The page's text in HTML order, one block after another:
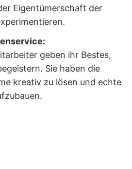
Eigentümerschaft der
geben ihr Bestes,
Sie haben die
kreativ zu lösen und echte